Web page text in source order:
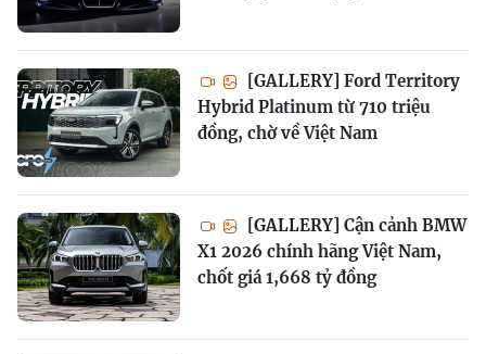
[GALLERY] Ford Territory
Hybrid Platinum từ 710 triệu
đồng, chờ về Việt Nam
[GALLERY] Cận cảnh BMW
X1 2026 chính hãng Việt Nam,
chốt giá 1,668 tỷ đồng